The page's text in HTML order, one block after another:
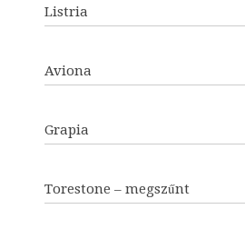
Listria
Aviona
Grapia
Torestone – megszűnt